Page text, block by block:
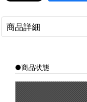
商品詳細
●商品状態